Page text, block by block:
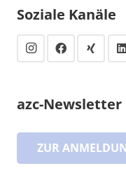
Soziale Kanäle
azc-Newsletter
ZUR